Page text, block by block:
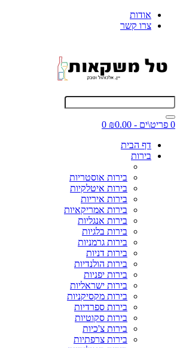
אודות
צרו קשר
0 פריט\ים - ₪0.00
0
דף הבית
בירות
בירות אוסטריות
בירות איטלקיות
בירות איריות
בירות אמריקאיות
בירות אנגליות
בירות בלגיות
בירות גרמניות
בירות דניות
בירות הולנדיות
בירות יפניות
בירות ישראליות
בירות מקסיקניות
בירות ספרדיות
בירות סקוטיות
בירות צ'כיות
בירות צרפתיות